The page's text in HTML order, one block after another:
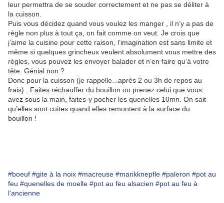
leur permettra de se souder correctement et ne pas se déliter à
la cuisson.
Puis vous décidez quand vous voulez les manger , il n’y a pas de
règle non plus à tout ça, on fait comme on veut. Je crois que
j’aime la cuisine pour cette raison, l’imagination est sans limite et
même si quelques grincheux veulent absolument vous mettre des
règles, vous pouvez les envoyer balader et n’en faire qu’à votre
tête. Génial non ?
Donc pour la cuisson (je rappelle...après 2 ou 3h de repos au
frais) . Faites réchauffer du bouillon ou prenez celui que vous
avez sous la main, faites-y pocher les quenelles 10mn. On sait
qu’elles sont cuites quand elles remontent à la surface du
bouillon !
#boeuf #gite à la noix #macreuse #marikknepfle #paleron #pot au
feu #quenelles de moelle #pot au feu alsacien #pot au feu à
l'ancienne